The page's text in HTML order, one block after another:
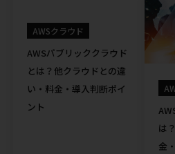
AWSクラウド
AWSパブリッククラウド
とは？他クラウドとの違
い・料金・導入判断ポイ
ント
は
金